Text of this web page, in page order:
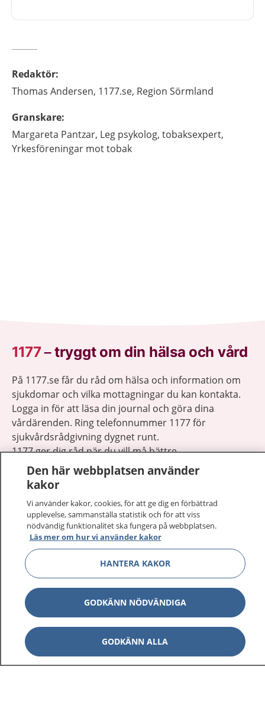
Redaktör:
Thomas Andersen, 1177.se, Region Sörmland
Granskare:
Margareta Pantzar, Leg psykolog, tobaksexpert,
Yrkesföreningar mot tobak
1177–tryggt om din hälsa och vård
På 1177.se får du råd om hälsa och information om
sjukdomar och vilka mottagningar du kan kontakta.
Logga in för att läsa din journal och göra dina
vårdärenden. Ring telefonnummer 1177 för
sjukvårdsrådgivning dygnet runt.
1177 ger dig råd när du vill må bättre.
1177 på flera språk
Om 1177 Visa
Kontakt Visa
Behandling av personuppgifter
Hantering av kakor
Den här webbplatsen använder
kakor
Vi använder kakor, cookies, för att ge dig en förbättrad
upplevelse, sammanställa statistik och för att viss
nödvändig funktionalitet ska fungera på webbplatsen.
Läs mer om hur vi använder kakor
HANTERA KAKOR
GODKÄNN NÖDVÄNDIGA
GODKÄNN ALLA